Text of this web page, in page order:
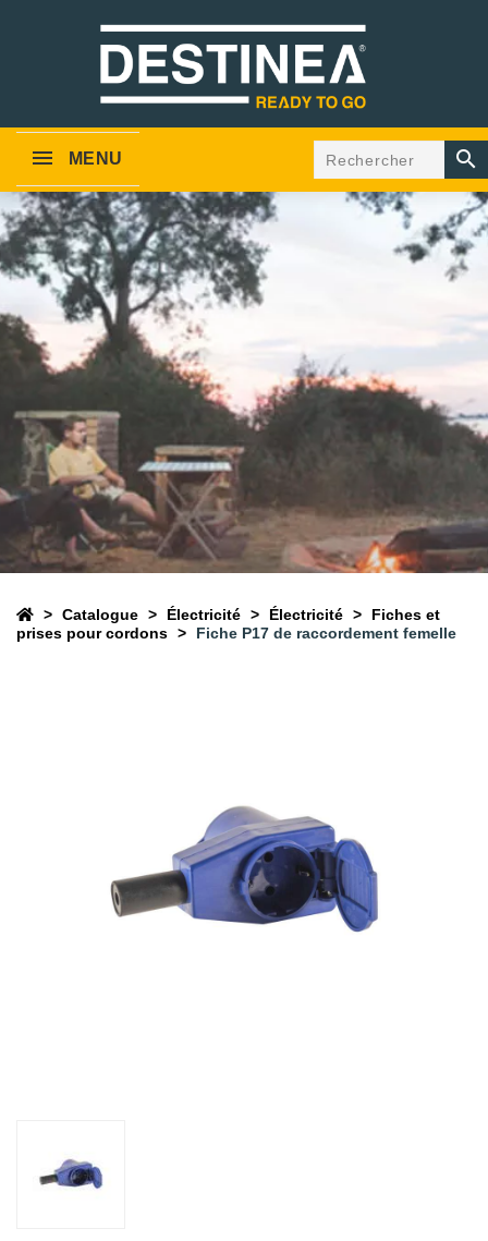
MENU 
Catalogue Électricité Électricité
Fiches et
prises pour cordons
Fiche P17 de raccordement femelle